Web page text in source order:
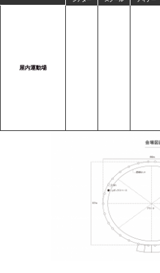
屋内運動場